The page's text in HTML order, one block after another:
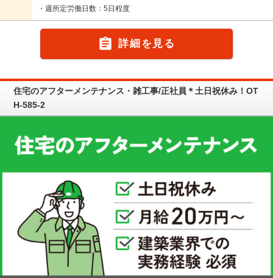
・週所定労働日数：5日程度
 詳細を見る
住宅のアフターメンテナンス・雑工事/正社員＊土日祝休み！OT
H-585-2